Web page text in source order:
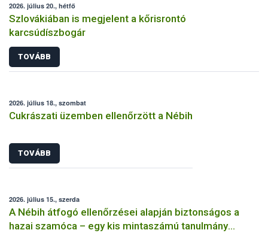
2026. július 20., hétfő
Szlovákiában is megjelent a kőrisrontó
karcsúdíszbogár
TOVÁBB
2026. július 18., szombat
Cukrászati üzemben ellenőrzött a Nébih
TOVÁBB
2026. július 15., szerda
A Nébih átfogó ellenőrzései alapján biztonságos a
hazai szamóca – egy kis mintaszámú tanulmány